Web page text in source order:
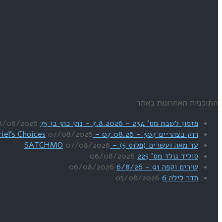
התוכניות האחרונות באתר
פזמון לשבת מס' 234 – 7.8.2026 – נתן כהן בן 75
08/2026
רוק בצהריים 307 – 07.08.26 – Uriel's Choices
07/08/2026
עד מאה ועשרים (פלוס 5) – SATCHMO
07/08/2026
סוליד גולד מס' 225
06/08/2026
שירים וקפה 91 – 6/8/26
06/08/2026
תדר לילה 6
05/08/2026